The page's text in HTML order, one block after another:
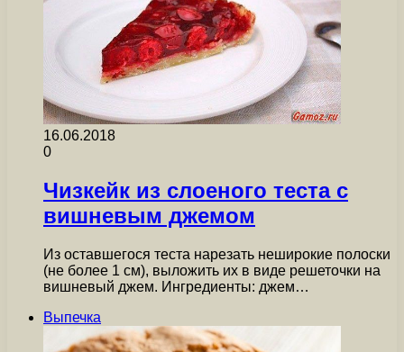
16.06.2018
0
Чизкейк из слоеного теста с
вишневым джемом
Из оставшегося теста нарезать неширокие полоски
(не более 1 см), выложить их в виде решеточки на
вишневый джем. Ингредиенты: джем…
Выпечка